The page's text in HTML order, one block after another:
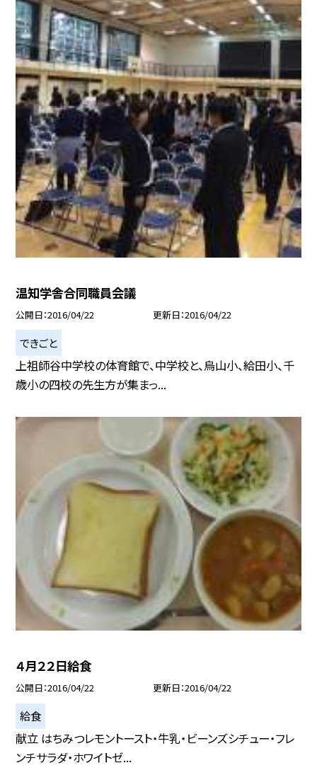
温知学舎合同職員会議
公開日 2016/04/22 更新日 2016/04/22
できごと
上祖師谷中学校の体育館で、中学校と、烏山小、給田小、千
歳小の四校の先生方が集まっ...
４月２２日給食
公開日 2016/04/22 更新日 2016/04/22
給食
献立 はちみつレモントースト・牛乳・ビーンズシチュー・フレ
ンチサラダ・ホワイトゼ...